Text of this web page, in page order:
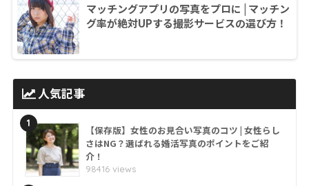
マッチングアプリの写真をプロに | マッチン
グ率が絶対UPする撮影サービスの選び方！
人気記事
1
【保存版】女性のお見合い写真のコツ | 女性らし
さはNG？選ばれる婚活写真のポイントをご紹
介！
98416 views